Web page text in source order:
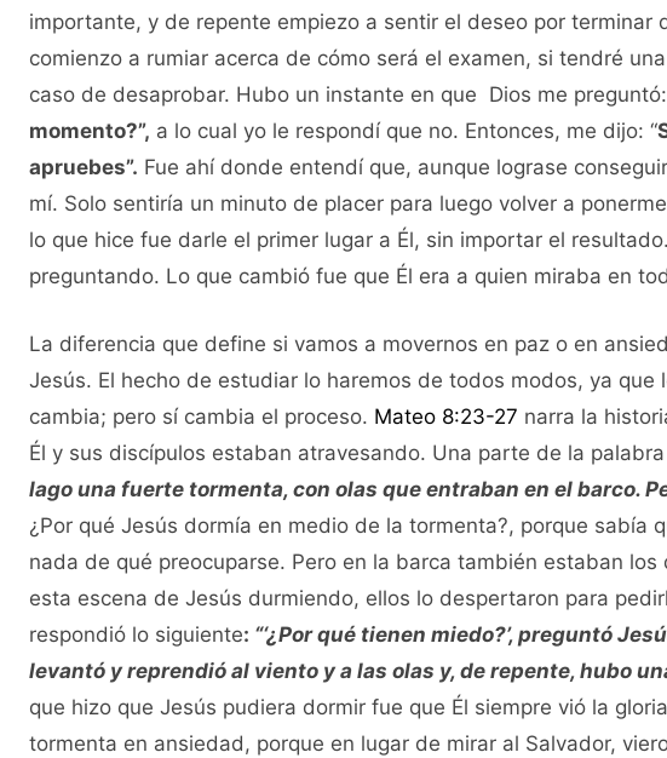
importante, y de repente empiezo a sentir el deseo por terminar
comienzo a rumiar acerca de cómo será el examen, si tendré
caso de desaprobar. Hubo un instante en que Dios me preguntó:
momento?”, a lo cual yo le respondí que no. Entonces, me dijo: “
apruebes”. Fue ahí donde entendí que, aunque lograse
mí. Solo sentiría un minuto de placer para luego volver a
lo que hice fue darle el primer lugar a Él, sin importar el
preguntando. Lo que cambió fue que Él era a quien miraba en
La diferencia que define si vamos a movernos en paz o en
Jesús. El hecho de estudiar lo haremos de todos modos, ya que
cambia; pero sí cambia el proceso. Mateo 8:23-27 narra la
Él y sus discípulos estaban atravesando. Una parte de la
lago una fuerte tormenta, con olas que entraban en el barco.
¿Por qué Jesús dormía en medio de la tormenta?, porque sabía
nada de qué preocuparse. Pero en la barca también estaban
esta escena de Jesús durmiendo, ellos lo despertaron para
respondió lo siguiente: “‘¿Por qué tienen miedo?’, preguntó
levantó y reprendió al viento y a las olas y, de repente, hubo
que hizo que Jesús pudiera dormir fue que Él siempre vió la
tormenta en ansiedad, porque en lugar de mirar al Salvador,